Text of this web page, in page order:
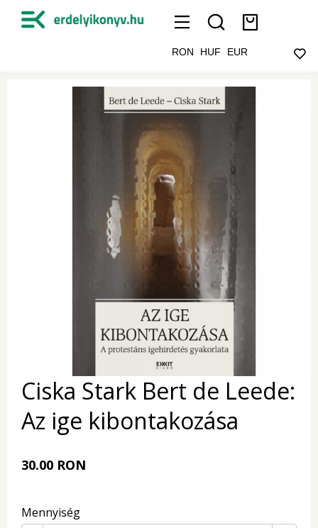
RON HUF EUR
Ciska Stark Bert de Leede:
Az ige kibontakozása
30.00 RON
Mennyiség